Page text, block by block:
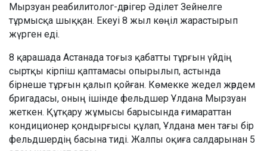
Мырзуан реабилитолог-дәрігер Әділет Зейнелге
тұрмысқа шыққан. Екеуі 8 жыл көңіл жарастырып
жүрген еді.
8 қарашада Астанада тоғыз қабатты тұрғын үйдің
сыртқы кірпіш қаптамасы опырылып, астында
бірнеше тұрғын қалып қойған. Көмекке жедел жәрдем
бригадасы, оның ішінде фельдшер Ұлдана Мырзуан
жеткен. Құтқару жұмысы барысында ғимараттан
кондиционер қондырғысы құлап, Ұлдана мен тағы бір
фельдшердің басына тиді. Жалпы оқиға салдарынан 5